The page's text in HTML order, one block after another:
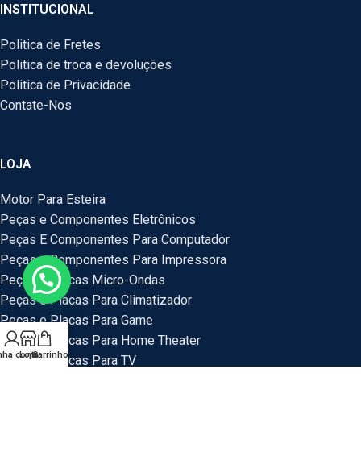
INSTITUCIONAL
Politica de Fretes
Politica de troca e devoluções
Politica de Privacidade
Contate-Nos
LOJA
Motor Para Esteira
Peças e Componentes Eletrônicos
Peças E Componentes Para Computador
Peças e Componentes Para Impressora
Peças e Placas Micro-Ondas
Peças e Placas Para Climatizador
Peças e Placas Para Game
Peças e Placas Para Home Theater
Peças e Placas Para TV
conta
LojaCarrinho